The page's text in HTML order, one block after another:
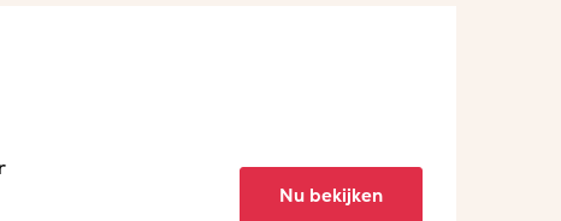
Nu bekijken